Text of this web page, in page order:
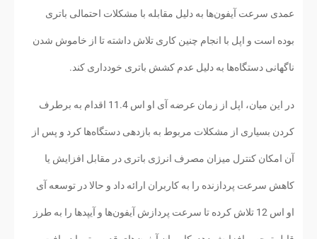
عمدی سرعت آیفون‌ها به دلیل مقابله با مشکلات احتمالی باتری
بوده است و اپل با انجام چنین کاری تلاش داشته تا از خاموش شدن
ناگهانی دستگاه‌ها به دلیل عدم کشش باتری خودداری کند.
در این میان، اپل از زمان عرضه آی او اس 11.4 اقدام به برطرف
کردن بسیاری از مشکلات مربوط به بازدهی دستگاه‌ها کرد و پس از
آن امکان کنترل میزان مصرف انرژی باتری در مقابل افزایش یا
کاهش سرعت پردازنده را به کاربران ارائه داد و حالا در توسعه آی
او اس 12 تلاش کرده تا سرعت پردازش آیفون‌ها و آیپدها را به طرز